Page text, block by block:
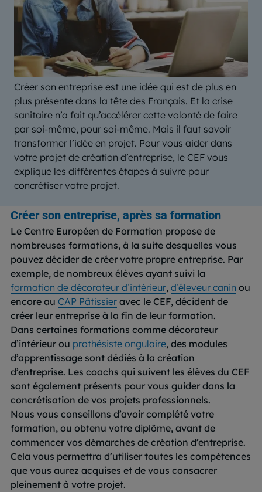
Créer son entreprise est une idée qui est de plus en
plus présente dans la tête des Français. Et la crise
sanitaire n’a fait qu’accélérer cette volonté de faire
par soi-même, pour soi-même. Mais il faut savoir
transformer l’idée en projet. Pour vous aider dans
votre projet de création d’entreprise, le CEF vous
explique les différentes étapes à suivre pour
concrétiser votre projet.
Créer son entreprise, après sa formation
Le Centre Européen de Formation propose de
nombreuses formations, à la suite desquelles vous
pouvez décider de créer votre propre entreprise. Par
exemple, de nombreux élèves ayant suivi la
formation de décorateur d’intérieur, d’éleveur canin ou
encore au CAP Pâtissier avec le CEF, décident de
créer leur entreprise à la fin de leur formation.
Dans certaines formations comme décorateur
d’intérieur ou prothésiste ongulaire, des modules
d’apprentissage sont dédiés à la création
d’entreprise. Les coachs qui suivent les élèves du CEF
sont également présents pour vous guider dans la
concrétisation de vos projets professionnels.
Nous vous conseillons d’avoir complété votre
formation, ou obtenu votre diplôme, avant de
commencer vos démarches de création d’entreprise.
Cela vous permettra d’utiliser toutes les compétences
que vous aurez acquises et de vous consacrer
pleinement à votre projet.